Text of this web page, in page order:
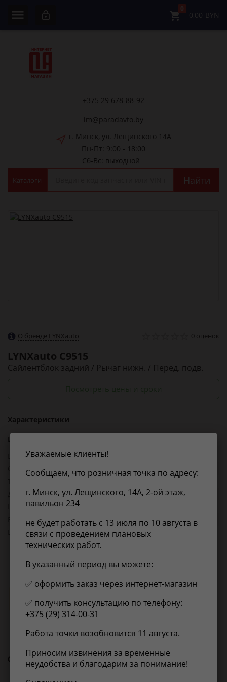
0
0,00 BYN
+375 29 678-88-92
im@paradavto.by
г. Минск, ул. Лещинского 14А
Пн-Пт: 9:00 - 18:00
Сб-Вс: выходной
Каталоги Найти
О бренде LYNXauto 0 оценок
LYNXauto C9515
Сайлентблок задний / Рычаг нижн. / Перед. подв.
Характеристики
Из справочника ABCP
EAN-13:
4905601083031
Объем упаковки, л:
сайлентблоки рычагов подвески
Длина, мм:
70
Ширина, мм:
Высота, мм:
70
Вес, кг:
0.352
Применимость Отзывы
Нет информации о применимости
С этим товаром покупают
Уважаемые клиенты!
Сообщаем, что розничная точка по адресу:
г. Минск, ул. Лещинского, 14А, 2-ой этаж,
павильон 234
не будет работать с 13 июля по 10 августа в
связи с проведением плановых
технических работ.
В указанный период вы можете:
✅ оформить заказ через интернет-магазин
✅ получить консультацию по телефону:
+375 (29) 314-00-31
Работа точки возобновится 11 августа.
Приносим извинения за временные
неудобства и благодарим за понимание!